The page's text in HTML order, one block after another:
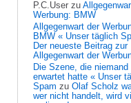
P.C.User zu
Werbung: BMW
Allgegenwart der
BMW « Unser täglich
Der neueste Beitrag zur
Allgegenwart der
Die Szene, die niemand
erwartet hatte « Unser
Spam zu Olaf Scholz
wer nicht handelt, wird